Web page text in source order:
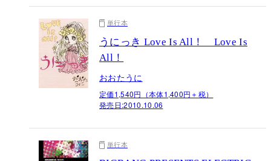
単行本
うにっき Love Is All！ Love Is
All！
おおたうに
定価1,540円（本体1,400円＋税）
発売日:2010.10.06
単行本